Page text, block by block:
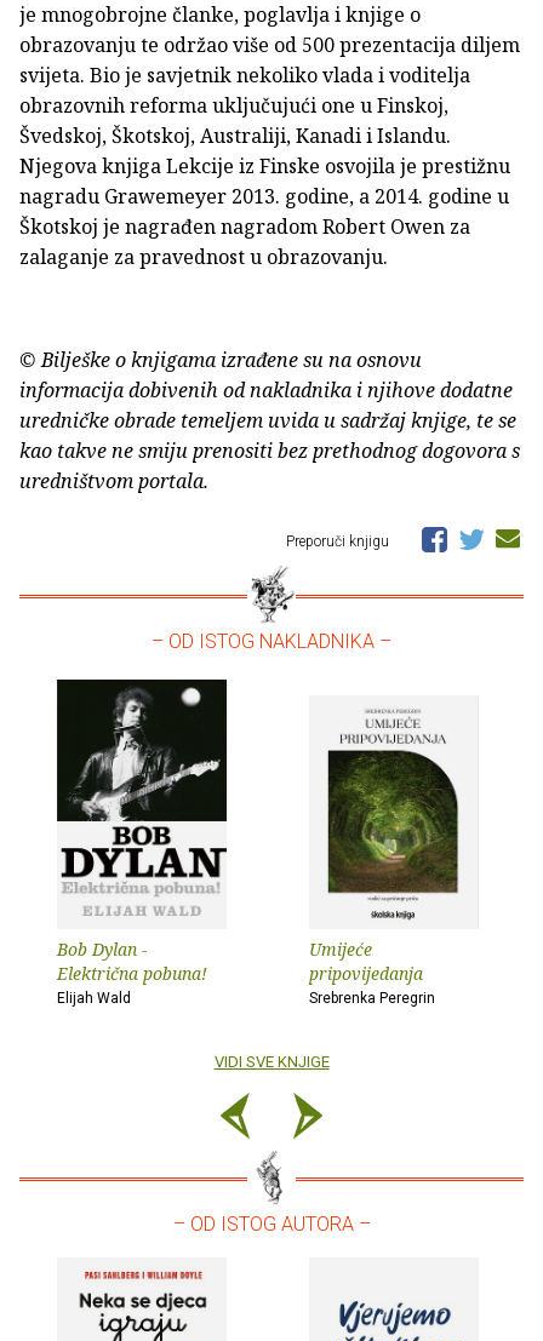
je mnogobrojne članke, poglavlja i knjige o
obrazovanju te održao više od 500 prezentacija diljem
svijeta. Bio je savjetnik nekoliko vlada i voditelja
obrazovnih reforma uključujući one u Finskoj,
Švedskoj, Škotskoj, Australiji, Kanadi i Islandu.
Njegova knjiga Lekcije iz Finske osvojila je prestižnu
nagradu Grawemeyer 2013. godine, a 2014. godine u
Škotskoj je nagrađen nagradom Robert Owen za
zalaganje za pravednost u obrazovanju.
© Bilješke o knjigama izrađene su na osnovu
informacija dobivenih od nakladnika i njihove dodatne
uredničke obrade temeljem uvida u sadržaj knjige, te se
kao takve ne smiju prenositi bez prethodnog dogovora s
uredništvom portala.
Preporuči knjigu
– OD ISTOG NAKLADNIKA –
Bob Dylan -
Električna pobuna!
Elijah Wald
Umijeće
pripovijedanja
Srebrenka Peregrin
VIDI SVE KNJIGE
– OD ISTOG AUTORA –